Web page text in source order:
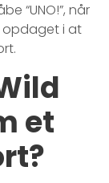
“UNO!”, når
opdaget i at
et